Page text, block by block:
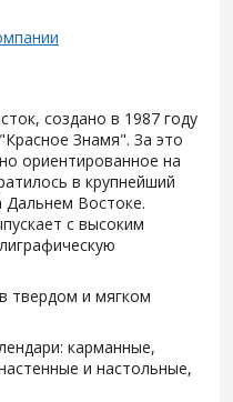
создано в 1987 году
Знамя". За это
ориентированное на
в крупнейший
Дальнем Востоке.
с высоким
твердом и мягком
карманные,
и настольные,